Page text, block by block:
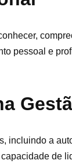
pessoal e
incluindo a
de